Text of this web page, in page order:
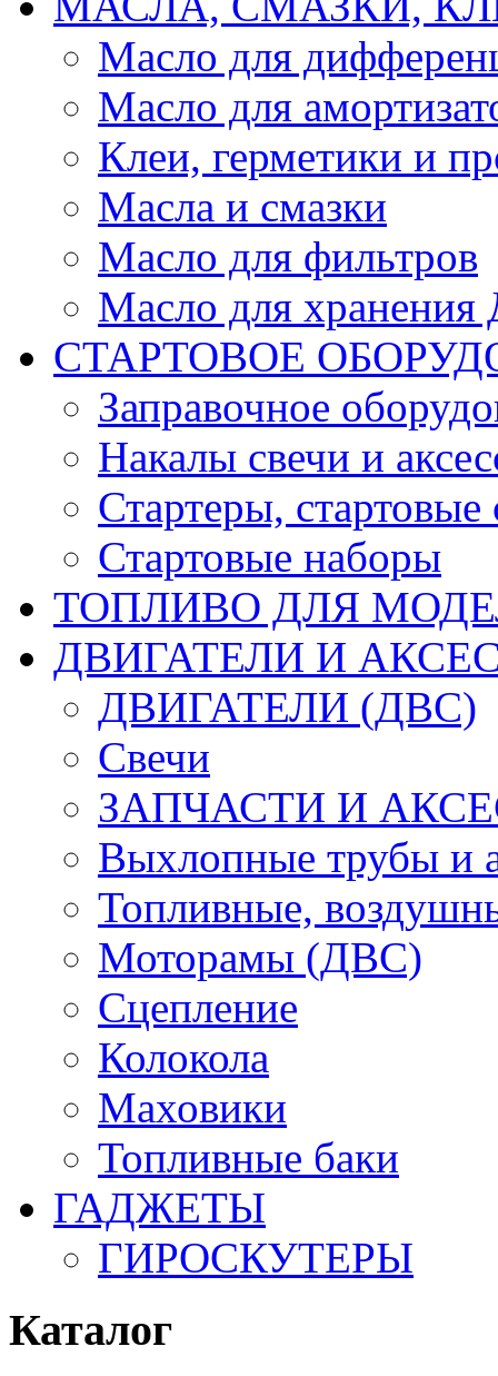
Масло для
Масло для
Клеи, герметики и
Масла и смазки
Масло для фильтров
Масло для
СТАРТОВОЕ
Заправочное
Накалы свечи и
Стартеры, стартовые
Стартовые наборы
ТОПЛИВО ДЛЯ
ДВИГАТЕЛИ И
ДВИГАТЕЛИ (ДВС)
Свечи
ЗАПЧАСТИ И
Выхлопные трубы и
Топливные,
Моторамы (ДВС)
Сцепление
Колокола
Маховики
Топливные баки
ГАДЖЕТЫ
ГИРОСКУТЕРЫ
Каталог